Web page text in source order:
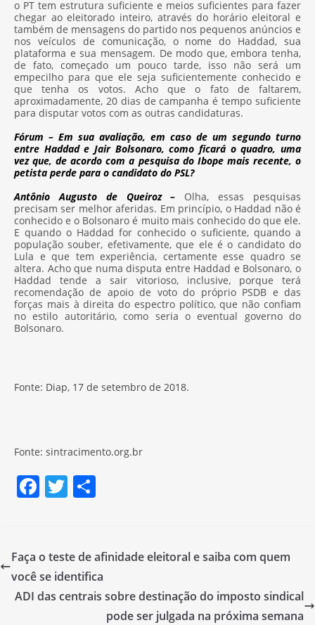
o PT tem estrutura suficiente e meios suficientes para fazer
chegar ao eleitorado inteiro, através do horário eleitoral e
também de mensagens do partido nos pequenos anúncios e
nos veículos de comunicação, o nome do Haddad, sua
plataforma e sua mensagem. De modo que, embora tenha,
de fato, começado um pouco tarde, isso não será um
empecilho para que ele seja suficientemente conhecido e
que tenha os votos. Acho que o fato de faltarem,
aproximadamente, 20 dias de campanha é tempo suficiente
para disputar votos com as outras candidaturas.
Fórum – Em sua avaliação, em caso de um segundo turno
entre Haddad e Jair Bolsonaro, como ficará o quadro, uma
vez que, de acordo com a pesquisa do Ibope mais recente, o
petista perde para o candidato do PSL?
Antônio Augusto de Queiroz –
Olha, essas pesquisas
precisam ser melhor aferidas. Em princípio, o Haddad não é
conhecido e o Bolsonaro é muito mais conhecido do que ele.
E quando o Haddad for conhecido o suficiente, quando a
população souber, efetivamente, que ele é o candidato do
Lula e que tem experiência, certamente esse quadro se
altera. Acho que numa disputa entre Haddad e Bolsonaro, o
Haddad tende a sair vitorioso, inclusive, porque terá
recomendação de apoio de voto do próprio PSDB e das
forças mais à direita do espectro político, que não confiam
no estilo autoritário, como seria o eventual governo do
Bolsonaro.
Fonte: Diap, 17 de setembro de 2018.
Fonte: sintracimento.org.br
F
e
b
o
T
er e
Faça o teste de afinidade eleitoral e saiba com quem
você se identifica
ADI das centrais sobre destinação do imposto sindical
pode ser julgada na próxima semana